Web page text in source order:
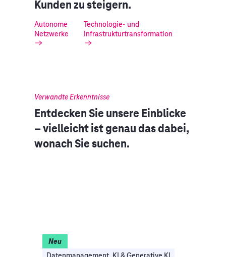
Kunden zu steigern.
Autonome
Netzwerke
Technologie- und
Infrastrukturtransformation
Verwandte Erkenntnisse
Entdecken Sie unsere Einblicke
– vielleicht ist genau das dabei,
wonach Sie suchen.
Neu